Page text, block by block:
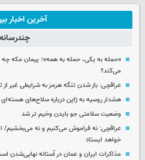
آخرین اخبار
«حمله به یکی، حمله به همه»؛ پیمان مکه چه
می‌کند؟
عراقچی: باز شدن تنگه هرمز به شرایطی غیر
هشدار روسیه به ژاپن درباره سلاح‌های هسته‌ای
وضعیت سلامتی جو بایدن وخیم تر شد
عراقچی: نه فراموش می‌کنیم و نه می‌بخشیم/
خواهد ایستاد
مذاکرات ایران و عمان در آستانه نهایی‌شدن